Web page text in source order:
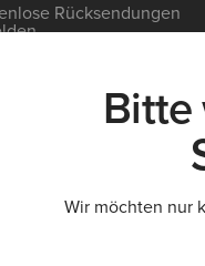
Rücksendungen
NEU &
BASELAYER
Bitte
Wir möchten nur